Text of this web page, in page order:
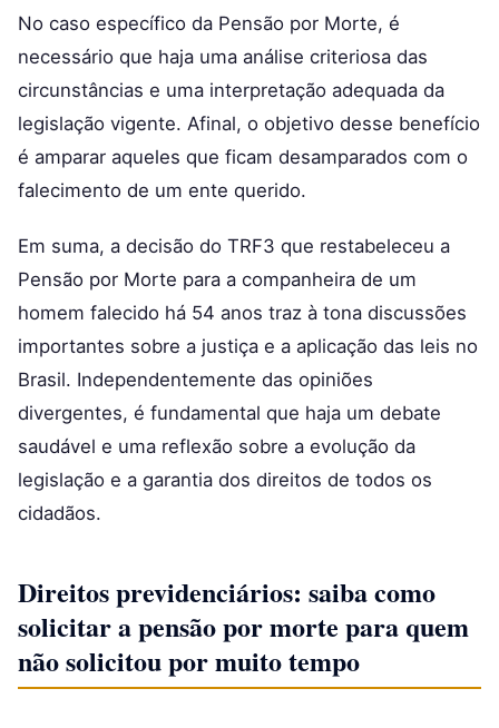
No caso específico da Pensão por Morte, é
necessário que haja uma análise criteriosa das
circunstâncias e uma interpretação adequada da
legislação vigente. Afinal, o objetivo desse benefício
é amparar aqueles que ficam desamparados com o
falecimento de um ente querido.
Em suma, a decisão do TRF3 que restabeleceu a
Pensão por Morte para a companheira de um
homem falecido há 54 anos traz à tona discussões
importantes sobre a justiça e a aplicação das leis no
Brasil. Independentemente das opiniões
divergentes, é fundamental que haja um debate
saudável e uma reflexão sobre a evolução da
legislação e a garantia dos direitos de todos os
cidadãos.
Direitos previdenciários: saiba como
solicitar a pensão por morte para quem
não solicitou por muito tempo